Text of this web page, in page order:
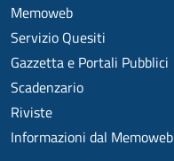
Memoweb
Servizio Quesiti
Gazzetta e Portali Pubblici
Scadenzario
Riviste
Informazioni dal Memoweb